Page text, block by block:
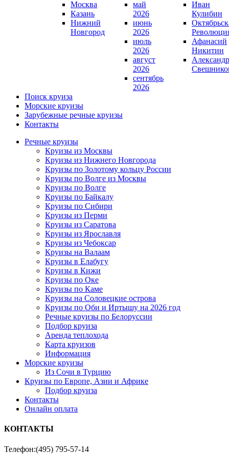
Москва
Казань
Нижний
Новгород
май
2026
июнь
2026
июль
2026
август
2026
сентябрь
2026
Иван
Кулибин
Афанасий
Никитин
Александр
Поиск круиза
Морские круизы
Зарубежные речные круизы
Контакты
Речные круизы
Круизы из Москвы
Круизы из Нижнего Новгорода
Круизы по Золотому кольцу России
Круизы по Волге из Москвы
Круизы по Волге
Круизы по Байкалу
Круизы по Сибири
Круизы из Перми
Круизы из Саратова
Круизы из Ярославля
Круизы из Чебоксар
Круизы на Валаам
Круизы в Елабугу
Круизы в Кижи
Круизы по Оке
Круизы по Каме
Круизы на Соловецкие острова
Круизы по Оби и Иртышу на 2026 год
Речные круизы по Белоруссии
Подбор круиза
Аренда теплохода
Карта круизов
Информация
Морские круизы
Из Сочи в Турцию
Круизы по Европе, Азии и Африке
Подбор круиза
Контакты
Онлайн оплата
КОНТАКТЫ
Телефон:(495) 795-57-14